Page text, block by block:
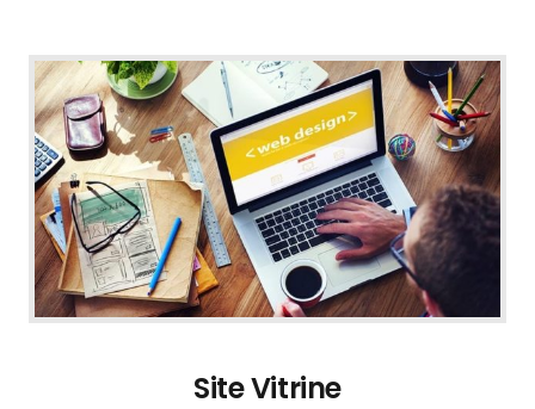
Site Vitrine